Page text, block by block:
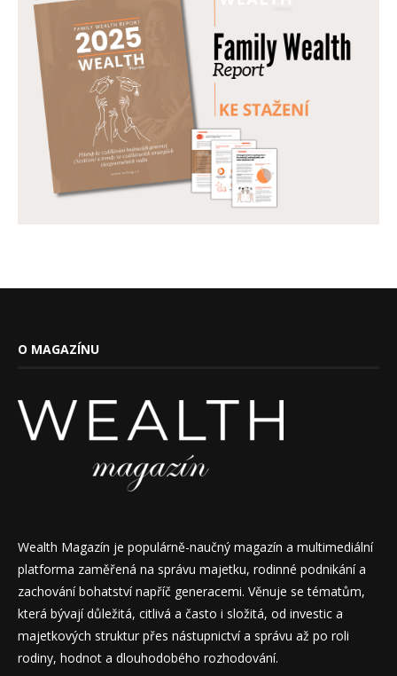
O MAGAZÍNU
Wealth Magazín je populárně-naučný magazín a multimediální
platforma zaměřená na správu majetku, rodinné podnikání a
zachování bohatství napříč generacemi. Věnuje se tématům,
která bývají důležitá, citlivá a často i složitá, od investic a
majetkových struktur přes nástupnictví a správu až po roli
rodiny, hodnot a dlouhodobého rozhodování.